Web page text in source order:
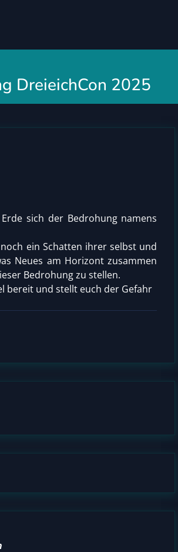
DreieichCon 2025
sich der Bedrohung namens
ein Schatten ihrer selbst und
Neues am Horizont zusammen
Bedrohung zu stellen.
bereit und stellt euch der Gefahr